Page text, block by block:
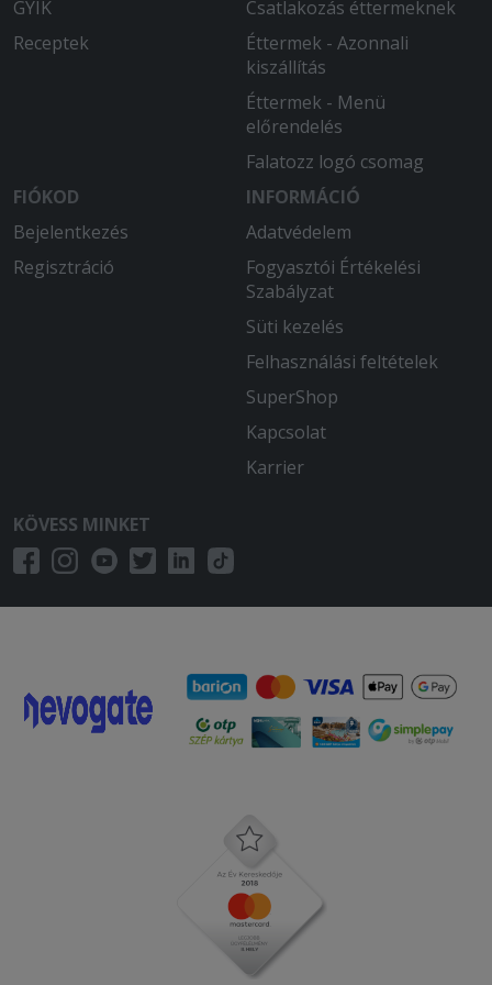
Szuper volt!
GYIK
Receptek
Csatlakozás éttermeknek
Éttermek - Azonnali
kiszállítás
Éttermek - Menü
előrendelés
Falatozz logó csomag
FIÓKOD
Bejelentkezés
Regisztráció
INFORMÁCIÓ
Adatvédelem
Fogyasztói Értékelési
Szabályzat
Süti kezelés
Felhasználási feltételek
SuperShop
Kapcsolat
Karrier
KÖVESS MINKET